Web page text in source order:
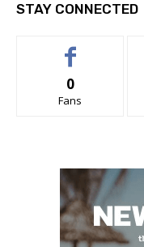
STAY CONNECTED
0
Fans